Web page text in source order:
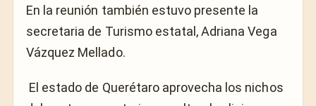
En la reunión también estuvo presente la
secretaria de Turismo estatal, Adriana Vega
Vázquez Mellado.
El estado de Querétaro aprovecha los nichos